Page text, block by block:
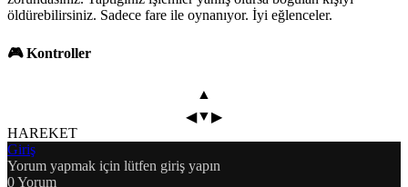
öldürebilirsiniz. Sadece fare ile oynanıyor. İyi eğlenceler.
🎮 Kontroller
▲
◀▼▶
HAREKET
Giriş
Yorum yapmak için lütfen giriş yapın
0Yorum